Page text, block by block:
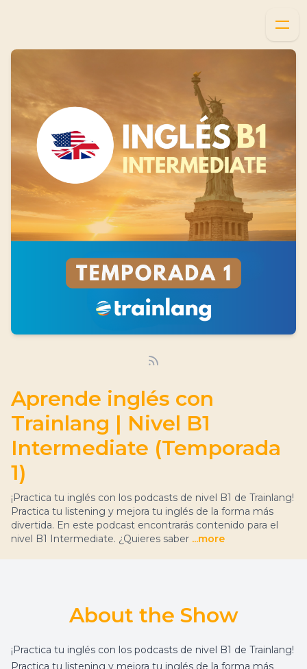
Aprende inglés con
Trainlang | Nivel B1
Intermediate (Temporada
1)
¡Practica tu inglés con los podcasts de nivel B1 de Trainlang!
Practica tu listening y mejora tu inglés de la forma más
divertida. En este podcast encontrarás contenido para el
nivel B1 Intermediate. ¿Quieres saber ...more
About the Show
¡Practica tu inglés con los podcasts de nivel B1 de Trainlang!
Practica tu listening y mejora tu inglés de la forma más